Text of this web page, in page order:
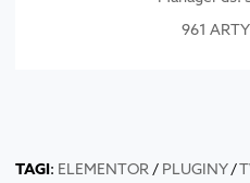
961
TAGI: ELEMENTOR/ PLUGINY/